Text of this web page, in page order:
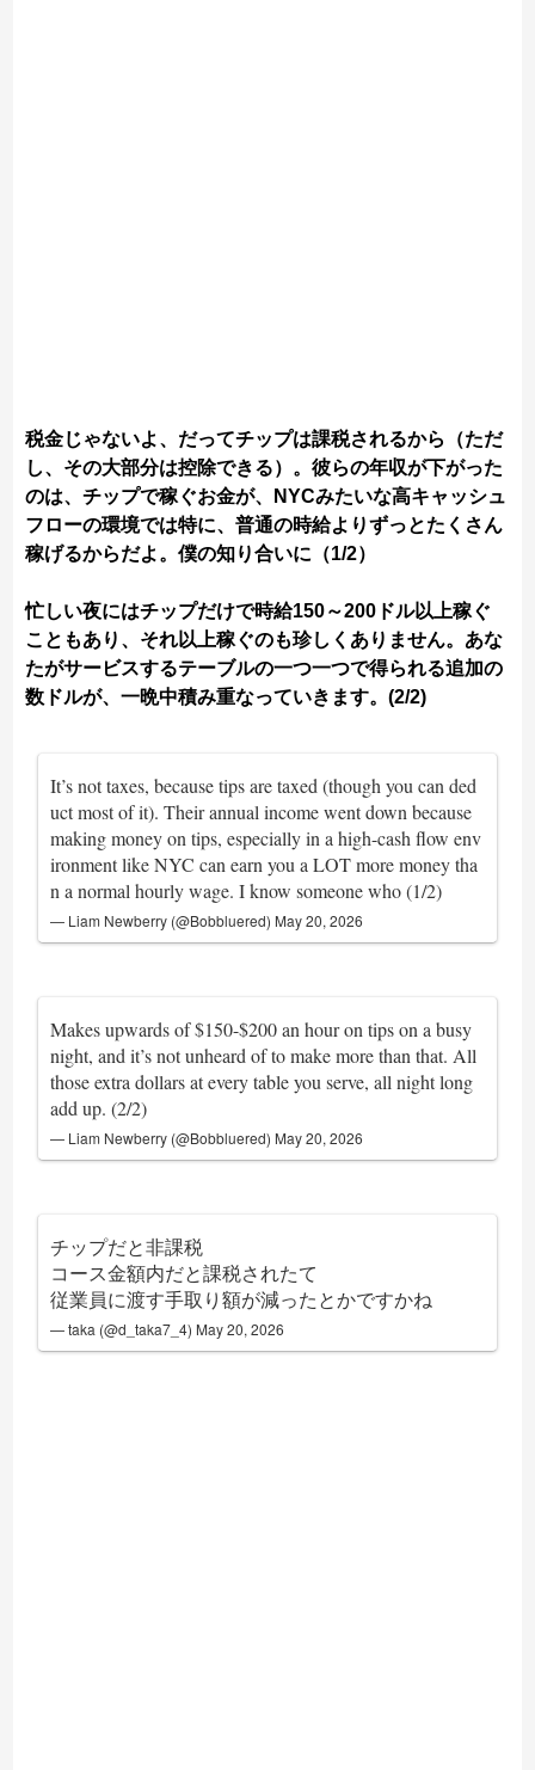
税金じゃないよ、だってチップは課税されるから（ただ
し、その大部分は控除できる）。彼らの年収が下がった
のは、チップで稼ぐお金が、NYCみたいな高キャッシュ
フローの環境では特に、普通の時給よりずっとたくさん
稼げるからだよ。僕の知り合いに（1/2）
忙しい夜にはチップだけで時給150～200ドル以上稼ぐ
こともあり、それ以上稼ぐのも珍しくありません。あな
たがサービスするテーブルの一つ一つで得られる追加の
数ドルが、一晩中積み重なっていきます。(2/2)
It’s not taxes, because tips are taxed (though you can ded
uct most of it). Their annual income went down because
making money on tips, especially in a high-cash flow env
ironment like NYC can earn you a LOT more money tha
n a normal hourly wage. I know someone who (1/2)
— Liam Newberry (@Bobbluered) May 20, 2026
Makes upwards of $150-$200 an hour on tips on a busy
night, and it’s not unheard of to make more than that. All
those extra dollars at every table you serve, all night long
add up. (2/2)
— Liam Newberry (@Bobbluered) May 20, 2026
チップだと非課税
コース金額内だと課税されたて
従業員に渡す手取り額が減ったとかですかね
— taka (@d_taka7_4) May 20, 2026